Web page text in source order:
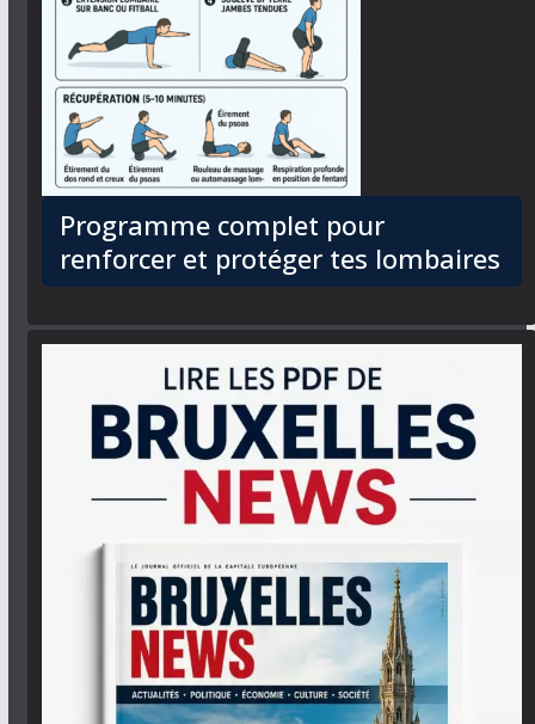
Programme complet pour
renforcer et protéger tes lombaires